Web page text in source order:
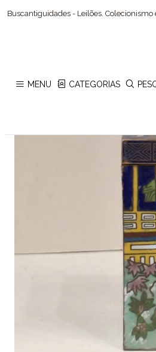
MENU CATEGORIAS
Buscantiguidades - Leilões.